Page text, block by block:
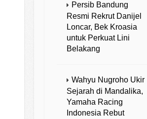
Persib Bandung
Resmi Rekrut Danijel
Loncar, Bek Kroasia
untuk Perkuat Lini
Belakang
Wahyu Nugroho Ukir
Sejarah di Mandalika,
Yamaha Racing
Indonesia Rebut